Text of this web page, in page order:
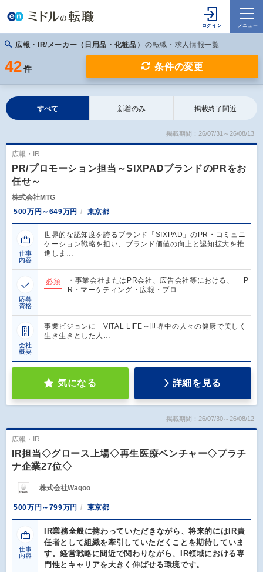
広報・IR/メーカー（日用品・化粧品） の転職・求人情報一覧
42 件 条件の変更
すべて 新着のみ 掲載終了間近
掲載期間：26/07/31～26/08/13
広報・IR
PR/プロモーション担当～SIXPADブランドのPRをお
任せ～
株式会社MTG
500万円～649万円
東京都
仕事
内容
世界的な認知度を誇るブランド「SIXPAD」のPR・コミュニ
ケーション戦略を担い、ブランド価値の向上と認知拡大を推
進しま…
応募
資格
必須
・事業会社またはPR会社、広告会社等における、 P
R・マーケティング・広報・プロ…
会社
概要
事業ビジョンに「VITAL LIFE～世界中の人々の健康で美しく
生き生きとした人…
気になる 詳細を見る
掲載期間：26/07/30～26/08/12
広報・IR
IR担当◇グロース上場◇再生医療ベンチャー◇プラチ
ナ企業27位◇
株式会社Waqoo
500万円～799万円 東京都
仕事
内容
IR業務全般に携わっていただきながら、将来的にはIR責
任者として組織を牽引していただくことを期待していま
す。経営戦略に間近で関わりながら、IR領域における専
門性とキャリアを大きく伸ばせる環境です。